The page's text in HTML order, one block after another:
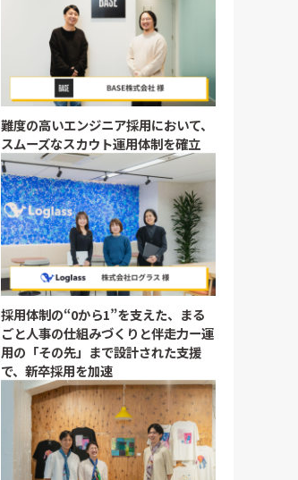
難度の高いエンジニア採用において、
スムーズなスカウト運用体制を確立
採用体制の“0から1”を支えた、まる
ごと人事の仕組みづくりと伴走力ー運
用の「その先」まで設計された支援
で、新卒採用を加速